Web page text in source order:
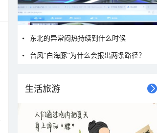
东北的异常闷热持续到什么时候
台风“白海豚”为什么会报出两条路径？
生活旅游